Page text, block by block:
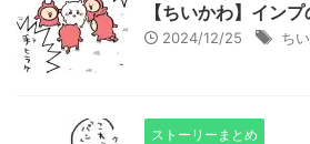
【ちいかわ】インプ
2024/12/25 ち
ストーリーまとめ